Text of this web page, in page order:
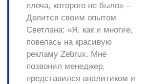
плеча, которого не было» –
Делится своим опытом
Светлана: «Я, как и многие,
повелась на красивую
рекламу Zebrux. Мне
позвонил менеджер,
представился аналитиком и